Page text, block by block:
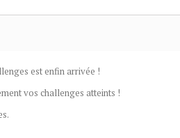
est enfin arrivée !
vos challenges atteints !